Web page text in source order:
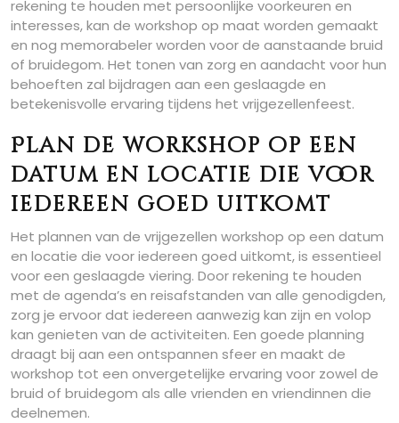
rekening te houden met persoonlijke voorkeuren en
interesses, kan de workshop op maat worden gemaakt
en nog memorabeler worden voor de aanstaande bruid
of bruidegom. Het tonen van zorg en aandacht voor hun
behoeften zal bijdragen aan een geslaagde en
betekenisvolle ervaring tijdens het vrijgezellenfeest.
Plan de workshop op een
datum en locatie die voor
iedereen goed uitkomt
Het plannen van de vrijgezellen workshop op een datum
en locatie die voor iedereen goed uitkomt, is essentieel
voor een geslaagde viering. Door rekening te houden
met de agenda’s en reisafstanden van alle genodigden,
zorg je ervoor dat iedereen aanwezig kan zijn en volop
kan genieten van de activiteiten. Een goede planning
draagt bij aan een ontspannen sfeer en maakt de
workshop tot een onvergetelijke ervaring voor zowel de
bruid of bruidegom als alle vrienden en vriendinnen die
deelnemen.